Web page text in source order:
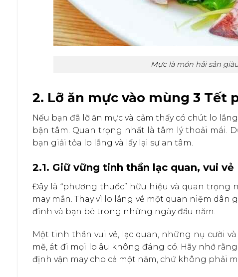
Mực là món hải sản
2. Lỡ ăn mực vào mùng 3 Tết
Nếu bạn đã lỡ ăn mực và cảm thấy có chút lo
bận tâm. Quan trọng nhất là tâm lý thoải mái.
bạn giải tỏa lo lắng và lấy lại sự an tâm.
2.1. Giữ vững tinh thần lạc quan, vui vẻ
Đây là “phương thuốc” hữu hiệu và quan
may mắn. Thay vì lo lắng về một quan niệm dân
đình và bạn bè trong những ngày đầu năm.
Một tinh thần vui vẻ, lạc quan, những nụ cười
mẽ, át đi mọi lo âu không đáng có. Hãy nhớ
định vận may cho cả một năm, chứ không phải